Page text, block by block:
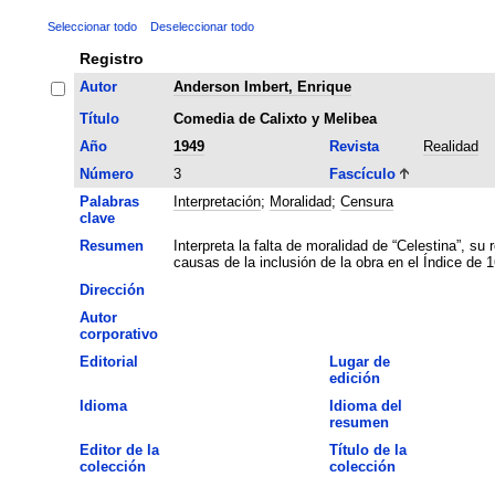
Seleccionar todo Deseleccionar todo
Registro
Autor
Anderson Imbert, Enrique
Título
Comedia de Calixto y Melibea
Año
1949 Revista
Realidad
Número
3
Fascículo
Palabras
clave
Interpretación; Moralidad; Censura
Resumen
Interpreta la falta de moralidad de “Celestina”,
causas de la inclusión de la obra en el Índice de
Dirección
Autor
corporativo
Editorial
Lugar de
edición
Idioma
Idioma del
resumen
Editor de la
colección
Título de la
colección